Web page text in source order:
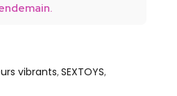
vibrants, SEXTOYS,